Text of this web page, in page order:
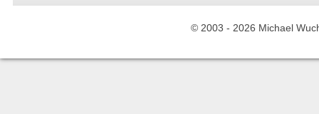
© 2003 - 2026 Michael